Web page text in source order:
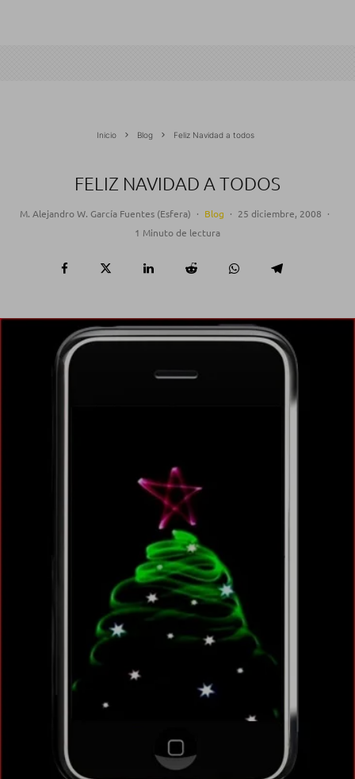
Inicio Blog Feliz Navidad a todos
FELIZ NAVIDAD A TODOS
M. Alejandro W. García Fuentes (Esfera) · Blog · 25 diciembre, 2008 ·
1 Minuto de lectura